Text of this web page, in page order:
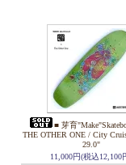
■ 芽育
THE OTHER ONE / City
29.0"
11,000円(税込12,100